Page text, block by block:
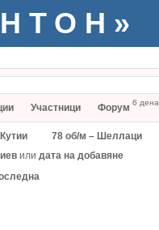
Участници Форум 6 дена
78 об/м – Шеллаци
или дата на добавяне